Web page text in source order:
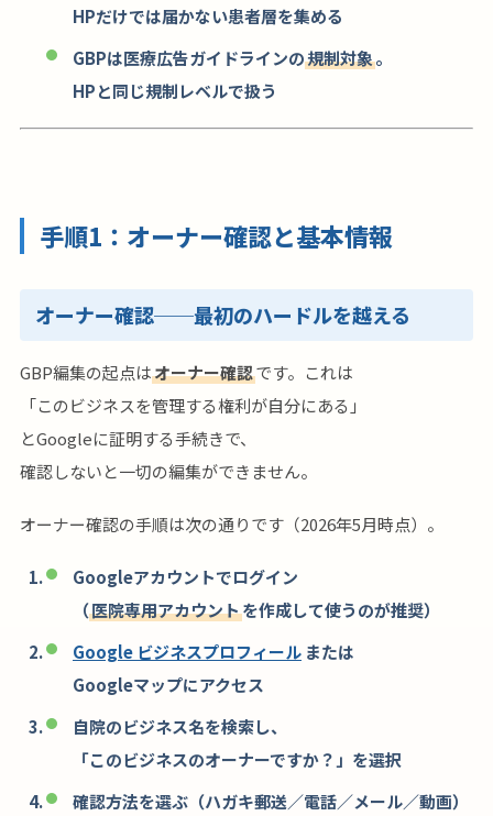
HPだけでは届かない患者層を集める
GBPは医療広告ガイドラインの規制対象。
HPと同じ規制レベルで扱う
手順1：オーナー確認と基本情報
オーナー確認──最初のハードルを越える
GBP編集の起点はオーナー確認です。これは
「このビジネスを管理する権利が自分にある」
とGoogleに証明する手続きで、
確認しないと一切の編集ができません。
オーナー確認の手順は次の通りです（2026年5月時点）。
Googleアカウントでログイン
（医院専用アカウントを作成して使うのが推奨）
Google ビジネスプロフィール または
Googleマップにアクセス
自院のビジネス名を検索し、
「このビジネスのオーナーですか？」を選択
確認方法を選ぶ（ハガキ郵送／電話／メール／動画）